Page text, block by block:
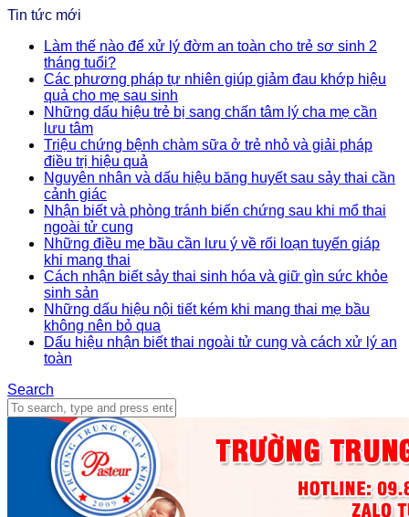
Tin tức mới
Làm thế nào để xử lý đờm an toàn cho trẻ sơ sinh 2
tháng tuổi?
Các phương pháp tự nhiên giúp giảm đau khớp hiệu
quả cho mẹ sau sinh
Những dấu hiệu trẻ bị sang chấn tâm lý cha mẹ cần
lưu tâm
Triệu chứng bệnh chàm sữa ở trẻ nhỏ và giải pháp
điều trị hiệu quả
Nguyên nhân và dấu hiệu băng huyết sau sảy thai cần
cảnh giác
Nhận biết và phòng tránh biến chứng sau khi mổ thai
ngoài tử cung
Những điều mẹ bầu cần lưu ý về rối loạn tuyến giáp
khi mang thai
Cách nhận biết sảy thai sinh hóa và giữ gìn sức khỏe
sinh sản
Những dấu hiệu nội tiết kém khi mang thai mẹ bầu
không nên bỏ qua
Dấu hiệu nhận biết thai ngoài tử cung và cách xử lý an
toàn
Search